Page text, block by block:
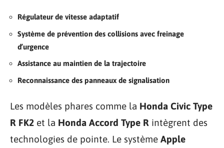
Régulateur de vitesse adaptatif
Système de prévention des collisions avec freinage
d’urgence
Assistance au maintien de la trajectoire
Reconnaissance des panneaux de signalisation
Les modèles phares comme la Honda Civic Type
R FK2 et la Honda Accord Type R intègrent des
technologies de pointe. Le système Apple